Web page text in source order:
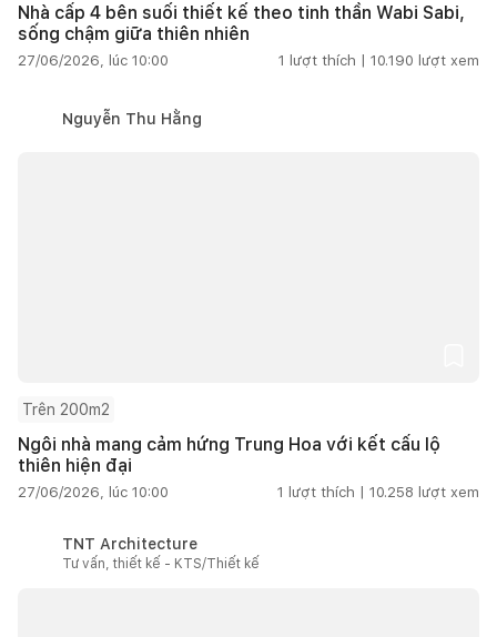
Nhà cấp 4 bên suối thiết kế theo tinh thần Wabi Sabi,
sống chậm giữa thiên nhiên
27/06/2026, lúc 10:00 1 lượt thích | 10.190 lượt xem
Nguyễn Thu Hằng
Trên 200m2
Ngôi nhà mang cảm hứng Trung Hoa với kết cấu lộ
thiên hiện đại
27/06/2026, lúc 10:00 1 lượt thích | 10.258 lượt xem
TNT Architecture
Tư vấn, thiết kế - KTS/Thiết kế